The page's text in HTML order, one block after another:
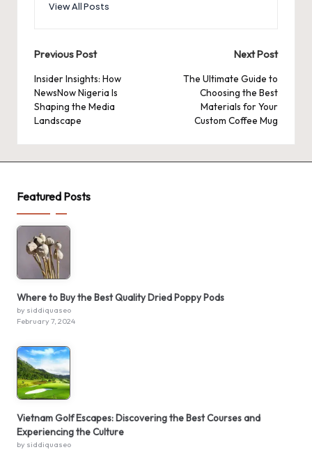
View All Posts
Post
navigation
Previous Post
Insider Insights: How
NewsNow Nigeria Is
Shaping the Media
Landscape
Next Post
The Ultimate Guide to
Choosing the Best
Materials for Your
Custom Coffee Mug
Featured Posts
Where to Buy the Best Quality Dried Poppy Pods
by siddiquaseo
February 7, 2024
Vietnam Golf Escapes: Discovering the Best Courses and
Experiencing the Culture
by siddiquaseo